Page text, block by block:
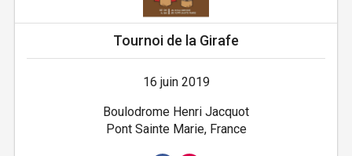
Tournoi de la Girafe
16 juin 2019
Boulodrome Henri Jacquot
Pont Sainte Marie, France